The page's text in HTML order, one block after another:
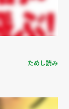
ためし読み